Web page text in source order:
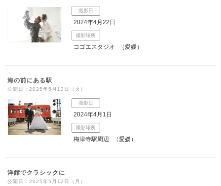
撮影日
2024年4月22日
撮影場所
コゴエスタジオ （愛媛）
海の前にある駅
公開日：2025年5月13日（火）
撮影日
2024年4月1日
撮影場所
梅津寺駅周辺 （愛媛）
洋館でクラシックに
公開日：2025年5月12日（月）